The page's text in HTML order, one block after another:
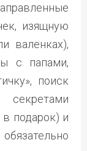
изящную
валенках),
с папами,
поиск
подарок) и